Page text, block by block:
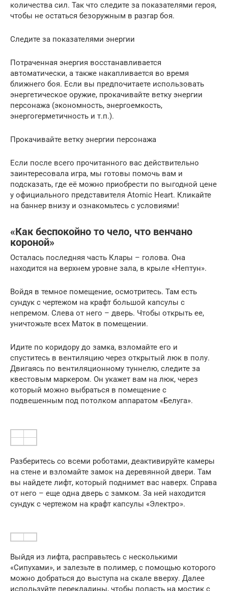
количества сил. Так что следите за показателями героя,
чтобы не остаться безоружным в разгар боя.
Следите за показателями энергии
Потраченная энергия восстанавливается
автоматически, а также накапливается во время
ближнего боя. Если вы предпочитаете использовать
энергетическое оружие, прокачивайте ветку энергии
персонажа (экономность, энергоемкость,
энергогерметичность и т.п.).
Прокачивайте ветку энергии персонажа
Если после всего прочитанного вас действительно
заинтересовала игра, мы готовы помочь вам и
подсказать, где её можно приобрести по выгодной цене
у официального представителя Atomic Heart. Кликайте
на баннер внизу и ознакомьтесь с условиями!
«Как беспокойно то чело, что венчано
короной»
Осталась последняя часть Клары – голова. Она
находится на верхнем уровне зала, в крыле «Нептун».
Войдя в темное помещение, осмотритесь. Там есть
сундук с чертежом на крафт большой капсулы с
непремом. Слева от него – дверь. Чтобы открыть ее,
уничтожьте всех Маток в помещении.
Идите по коридору до замка, взломайте его и
спуститесь в вентиляцию через открытый люк в полу.
Двигаясь по вентиляционному туннелю, следите за
квестовым маркером. Он укажет вам на люк, через
который можно выбраться в помещение с
подвешенным под потолком аппаратом «Белуга».
Разберитесь со всеми роботами, деактивируйте камеры
на стене и взломайте замок на деревянной двери. Там
вы найдете лифт, который поднимет вас наверх. Справа
от него – еще одна дверь с замком. За ней находится
сундук с чертежом на крафт капсулы «Электро».
Выйдя из лифта, расправьтесь с несколькими
«Сипухами», и залезьте в полимер, с помощью которого
можно добраться до выступа на скале вверху. Далее
используйте перекладины, чтобы попасть на мостик с